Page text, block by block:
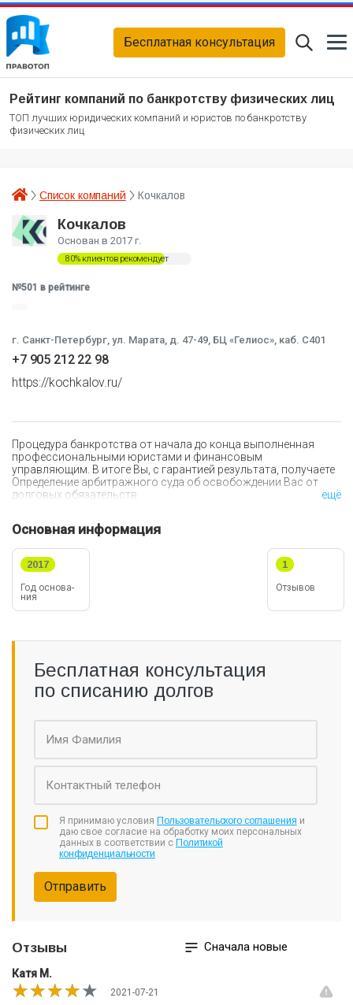
Бесплатная консультация
Рейтинг компаний по банкротству физических лиц
ТОП лучших юридических компаний и юристов по банкротству
физических лиц
Список компаний Кочкалов
Кочкалов
Основан в 2017 г.
80% клиентов рекомендует
№501 в рейтинге
г. Санкт-Петербург, ул. Марата, д. 47-49, БЦ «Гелиос», каб. С401
+7 905 212 22 98
https://kochkalov.ru/
Основная информация
Год ос­но­ва­
ния
2017
Отзывов
1
Процедура банкротства от начала до конца выполненная
профессиональными юристами и финансовым
управляющим. В итоге Вы, с гарантией результата, получаете
Определение арбитражного суда об освобождении Вас от
долговых обязательств.
ещё
Бесплатная консультация
по списанию долгов
Я принимаю условия Пользовательского соглашения и
даю свое согласие на обработку моих персональных
данных в соответствии с Политикой
конфиденциальности
Отправить
Сначала новые
Отзывы
Катя М.
2021-07-21
★★★★★
★★★★★
★★★★★